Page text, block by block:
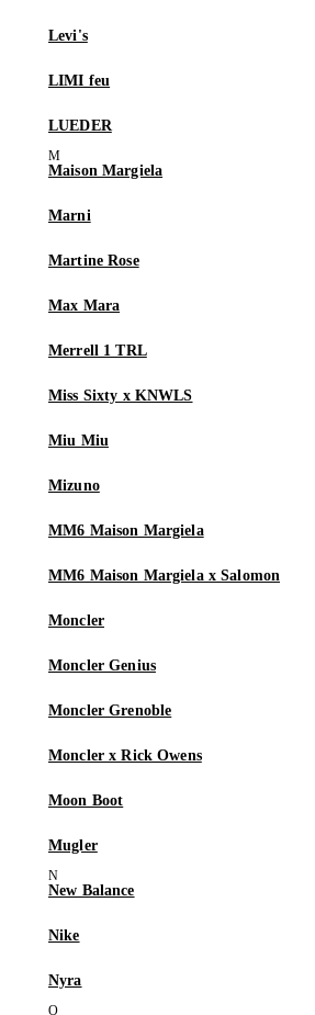
Levi's
LIMI feu
LUEDER
Maison Margiela
Marni
Martine Rose
Max Mara
Merrell 1 TRL
Miss Sixty x KNWLS
Miu Miu
Mizuno
MM6 Maison Margiela
MM6 Maison Margiela x Salomon
Moncler
Moncler Genius
Moncler Grenoble
Moncler x Rick Owens
Moon Boot
Mugler
New Balance
Nike
Nyra